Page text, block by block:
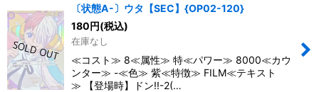
〔状態A-〕ウタ【SEC】{OP02-120}
180円(税込)
在庫なし
≪コスト≫ 8≪属性≫ 特≪パワー≫ 8000≪カウ
ンター≫ -≪色≫ 紫≪特徴≫ FILM≪テキスト
≫ 【登場時】ドン!!-2(…